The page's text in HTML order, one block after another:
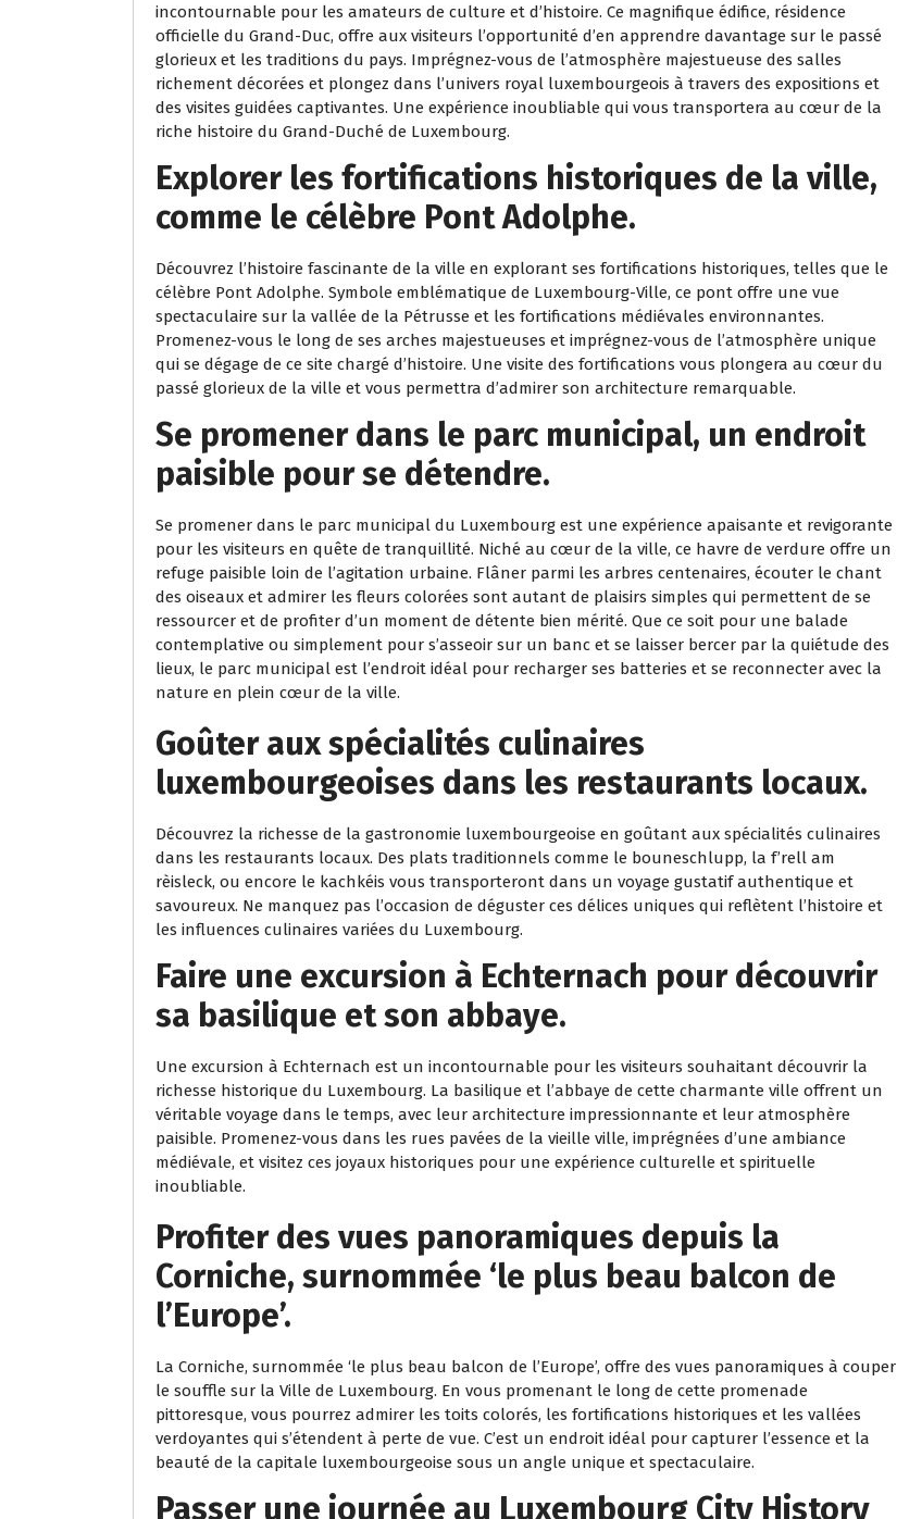
incontournable pour les amateurs de culture et d’histoire. Ce magnifique édifice, résidence
officielle du Grand-Duc, offre aux visiteurs l’opportunité d’en apprendre davantage sur le passé
glorieux et les traditions du pays. Imprégnez-vous de l’atmosphère majestueuse des salles
richement décorées et plongez dans l’univers royal luxembourgeois à travers des expositions et
des visites guidées captivantes. Une expérience inoubliable qui vous transportera au cœur de la
riche histoire du Grand-Duché de Luxembourg.
Explorer les fortifications historiques de la ville,
comme le célèbre Pont Adolphe.
Découvrez l’histoire fascinante de la ville en explorant ses fortifications historiques, telles que le
célèbre Pont Adolphe. Symbole emblématique de Luxembourg-Ville, ce pont offre une vue
spectaculaire sur la vallée de la Pétrusse et les fortifications médiévales environnantes.
Promenez-vous le long de ses arches majestueuses et imprégnez-vous de l’atmosphère unique
qui se dégage de ce site chargé d’histoire. Une visite des fortifications vous plongera au cœur du
passé glorieux de la ville et vous permettra d’admirer son architecture remarquable.
Se promener dans le parc municipal, un endroit
paisible pour se détendre.
Se promener dans le parc municipal du Luxembourg est une expérience apaisante et revigorante
pour les visiteurs en quête de tranquillité. Niché au cœur de la ville, ce havre de verdure offre un
refuge paisible loin de l’agitation urbaine. Flâner parmi les arbres centenaires, écouter le chant
des oiseaux et admirer les fleurs colorées sont autant de plaisirs simples qui permettent de se
ressourcer et de profiter d’un moment de détente bien mérité. Que ce soit pour une balade
contemplative ou simplement pour s’asseoir sur un banc et se laisser bercer par la quiétude des
lieux, le parc municipal est l’endroit idéal pour recharger ses batteries et se reconnecter avec la
nature en plein cœur de la ville.
Goûter aux spécialités culinaires
luxembourgeoises dans les restaurants locaux.
Découvrez la richesse de la gastronomie luxembourgeoise en goûtant aux spécialités culinaires
dans les restaurants locaux. Des plats traditionnels comme le bouneschlupp, la f’rell am
rèisleck, ou encore le kachkéis vous transporteront dans un voyage gustatif authentique et
savoureux. Ne manquez pas l’occasion de déguster ces délices uniques qui reflètent l’histoire et
les influences culinaires variées du Luxembourg.
Faire une excursion à Echternach pour découvrir
sa basilique et son abbaye.
Une excursion à Echternach est un incontournable pour les visiteurs souhaitant découvrir la
richesse historique du Luxembourg. La basilique et l’abbaye de cette charmante ville offrent un
véritable voyage dans le temps, avec leur architecture impressionnante et leur atmosphère
paisible. Promenez-vous dans les rues pavées de la vieille ville, imprégnées d’une ambiance
médiévale, et visitez ces joyaux historiques pour une expérience culturelle et spirituelle
inoubliable.
Profiter des vues panoramiques depuis la
Corniche, surnommée ‘le plus beau balcon de
l’Europe’.
La Corniche, surnommée ‘le plus beau balcon de l’Europe’, offre des vues panoramiques à couper
le souffle sur la Ville de Luxembourg. En vous promenant le long de cette promenade
pittoresque, vous pourrez admirer les toits colorés, les fortifications historiques et les vallées
verdoyantes qui s’étendent à perte de vue. C’est un endroit idéal pour capturer l’essence et la
beauté de la capitale luxembourgeoise sous un angle unique et spectaculaire.
Passer une journée au Luxembourg City History